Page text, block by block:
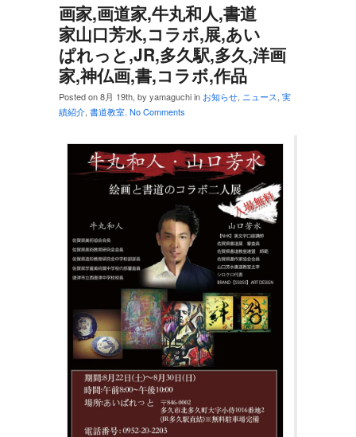
画家,画道家,牛丸和人,書道
家山口芳水,コラボ,展,あい
ぱれっと,JR,多久駅,多久,洋画
家,神仏画,書,コラボ,作品
Posted on 8月 19th, by yamaguchi in お知らせ, ニュース, 実
績紹介, 書道教室. No Comments